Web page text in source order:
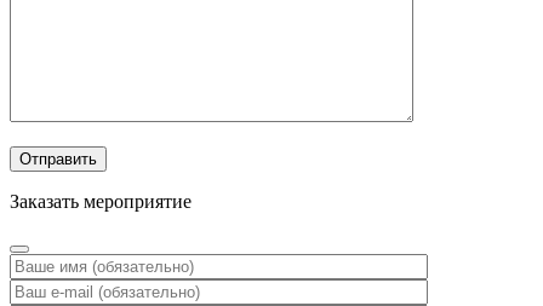
Заказать мероприятие